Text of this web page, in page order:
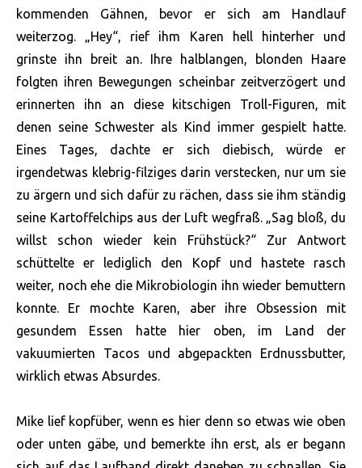
kommenden Gähnen, bevor er sich am Handlauf
weiterzog. „Hey“, rief ihm Karen hell hinterher und
grinste ihn breit an. Ihre halblangen, blonden Haare
folgten ihren Bewegungen scheinbar zeitverzögert und
erinnerten ihn an diese kitschigen Troll-Figuren, mit
denen seine Schwester als Kind immer gespielt hatte.
Eines Tages, dachte er sich diebisch, würde er
irgendetwas klebrig-filziges darin verstecken, nur um sie
zu ärgern und sich dafür zu rächen, dass sie ihm ständig
seine Kartoffelchips aus der Luft wegfraß. „Sag bloß, du
willst schon wieder kein Frühstück?“ Zur Antwort
schüttelte er lediglich den Kopf und hastete rasch
weiter, noch ehe die Mikrobiologin ihn wieder bemuttern
konnte. Er mochte Karen, aber ihre Obsession mit
gesundem Essen hatte hier oben, im Land der
vakuumierten Tacos und abgepackten Erdnussbutter,
wirklich etwas Absurdes.
Mike lief kopfüber, wenn es hier denn so etwas wie oben
oder unten gäbe, und bemerkte ihn erst, als er begann